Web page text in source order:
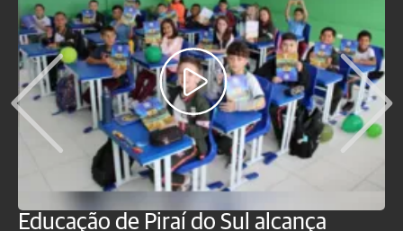
Educação de Piraí do Sul alcança